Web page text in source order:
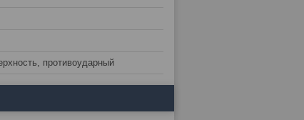
противоударный